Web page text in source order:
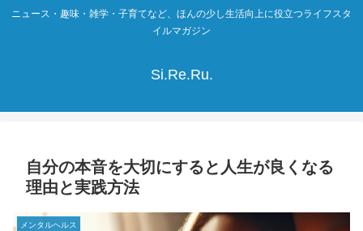
ニュース・趣味・雑学・子育てなど、ほんの少し生活向上に役立つライフスタ
イルマガジン
Si.Re.Ru.
自分の本音を大切にすると人生が良くなる
理由と実践方法
メンタルヘルス